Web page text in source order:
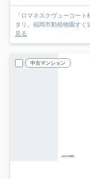
「ロマネスクヴューコー
タリ。福岡市動植物園すぐ
見る
中古マンション